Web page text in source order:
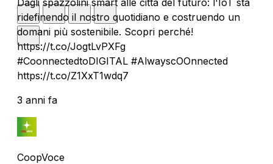
ridefinendo il nostro quotidiano e costruendo un
domani più sostenibile. Scopri perché!
https://t.co/JogtLvPXFg
#CoonnectedtoDIGITAL #AlwayscOOnnected
https://t.co/Z1XxT1wdq7
3 anni fa
CoopVoce